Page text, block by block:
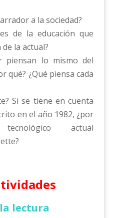
a la sociedad?
de la educación que
la actual?
piensan lo mismo del
qué? ¿Qué piensa cada
Si se tiene en cuenta
en el año 1982, ¿por
actual
lectura